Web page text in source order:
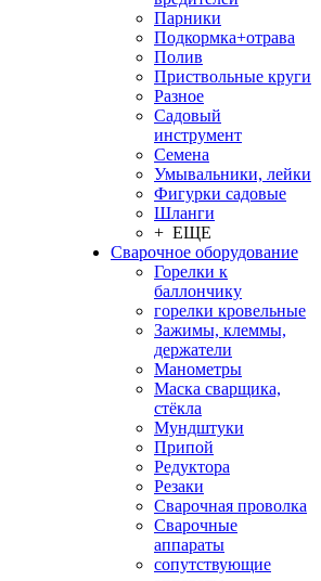
Парники
Подкормка+отрава
Полив
Приствольные круги
Разное
Садовый
инструмент
Семена
Умывальники, лейки
Фигурки садовые
Шланги
+ ЕЩЕ
Сварочное оборудование
Горелки к
баллончику
горелки кровельные
Зажимы, клеммы,
держатели
Манометры
Маска сварщика,
стёкла
Мундштуки
Припой
Редуктора
Резаки
Сварочная проволка
Сварочные
аппараты
сопутствующие